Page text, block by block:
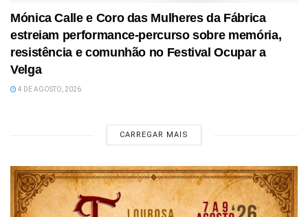
Mónica Calle e Coro das Mulheres da Fábrica
estreiam performance-percurso sobre memória,
resistência e comunhão no Festival Ocupar a
Velga
4 DE AGOSTO, 2026
CARREGAR MAIS